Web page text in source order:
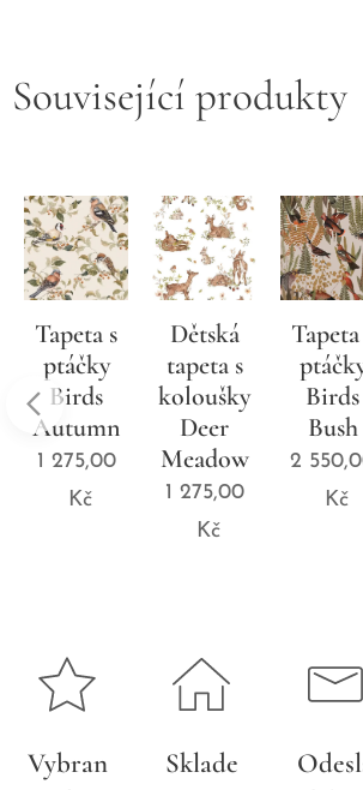
Související produkty
Tapeta s
ptáčky
Birds
Autumn
1 275,00
Kč
Dětská
tapeta s
koloušky
Deer
Meadow
1 275,00
Kč
Tapeta
Birds
Bush
2
Kč
Vybran
Sklade